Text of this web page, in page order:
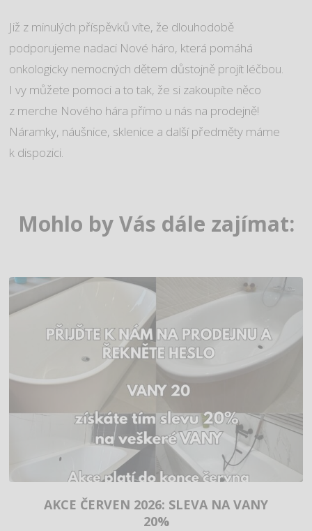
Již z minulých příspěvků víte, že dlouhodobě
podporujeme nadaci Nové háro, která pomáhá
onkologicky nemocných dětem důstojně projít léčbou.
I vy můžete pomoci a to tak, že si zakoupíte něco
z merche Nového hára přímo u nás na prodejně!
Náramky, náušnice, sklenice a další předměty máme
k dispozici.
Mohlo by Vás dále zajímat:
AKCE ČERVEN 2026: SLEVA NA VANY
20%